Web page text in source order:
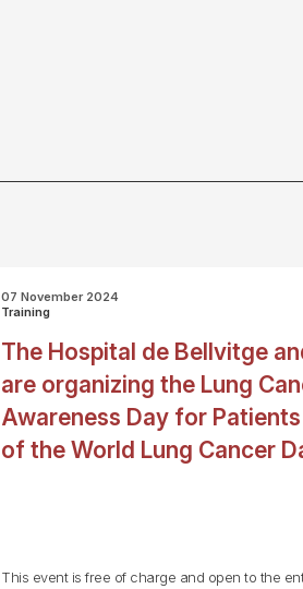
07 November 2024
Training
The Hospital de Bellvitge
are organizing the Lung
Awareness Day for
of the World Lung Cancer
This event is free of charge and open to the